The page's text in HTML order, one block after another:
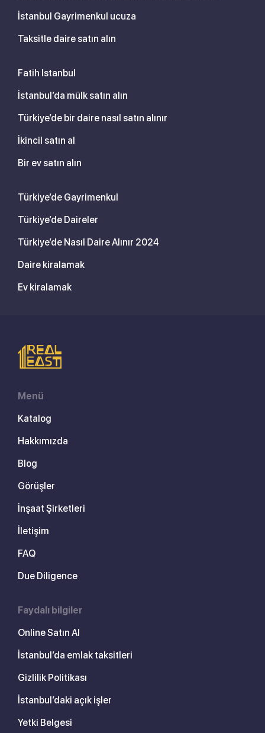
İstanbul Gayrimenkul ucuza
Taksitle daire satın alın
Fatih Istanbul
İstanbul’da mülk satın alın
Türkiye’de bir daire nasıl satın alınır
İkincil satın al
Bir ev satın alın
Türkiye’de Gayrimenkul
Türkiye’de Daireler
Türkiye’de Nasıl Daire Alınır 2024
Daire kiralamak
Ev kiralamak
Menü
Katalog
Hakkımızda
Blog
Görüşler
İnşaat Şirketleri
İletişim
FAQ
Due Diligence
Faydalı bilgiler
Online Satın Al
İstanbul’da emlak taksitleri
Gizlilik Politikası
İstanbul’daki açık işler
Yetki Belgesi